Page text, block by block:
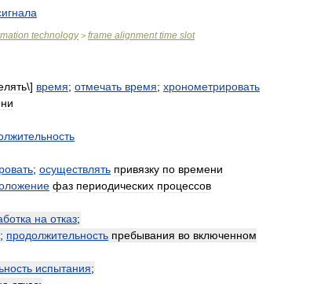
technology> frame alignment time slot
\] время; отмечать время; хронометрировать
; осуществлять привязку по времени
фаз периодических процессов
на отказ;
; продолжительность пребывания во включенном
испытания;